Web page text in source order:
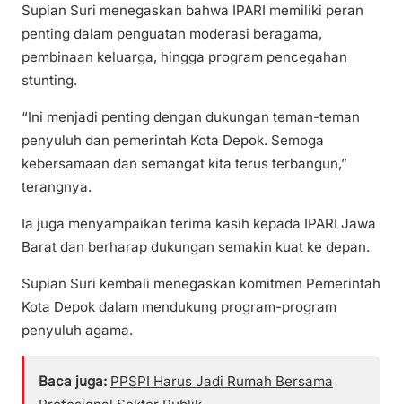
Supian Suri menegaskan bahwa IPARI memiliki peran
penting dalam penguatan moderasi beragama,
pembinaan keluarga, hingga program pencegahan
stunting.
“Ini menjadi penting dengan dukungan teman-teman
penyuluh dan pemerintah Kota Depok. Semoga
kebersamaan dan semangat kita terus terbangun,”
terangnya.
Ia juga menyampaikan terima kasih kepada IPARI Jawa
Barat dan berharap dukungan semakin kuat ke depan.
Supian Suri kembali menegaskan komitmen Pemerintah
Kota Depok dalam mendukung program-program
penyuluh agama.
Baca juga: PPSPI Harus Jadi Rumah Bersama